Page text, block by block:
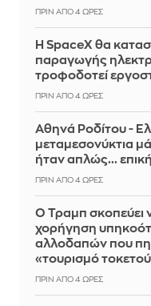
ΠΡΙΝ ΑΠΌ 4 ΏΡΕΣ
Η SpaceX θα
παραγωγής
τροφοδοτεί
ΠΡΙΝ ΑΠΌ 4 ΏΡΕΣ
Αθηνά Ροδίτου -
μεταμεσονύκτια
ήταν απλώς...
ΠΡΙΝ ΑΠΌ 4 ΏΡΕΣ
Ο Τραμπ σκοπεύει
χορήγηση
αλλοδαπών που
«τουρισμό
ΠΡΙΝ ΑΠΌ 4 ΏΡΕΣ